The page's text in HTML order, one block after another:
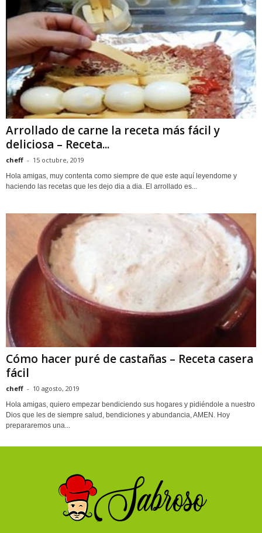
Arrollado de carne la receta más fácil y
deliciosa – Receta...
cheff - 15 octubre, 2019
Hola amigas, muy contenta como siempre de que este aquí leyendome y
haciendo las recetas que les dejo dia a dia. El arrollado es...
Cómo hacer puré de castañas – Receta casera
fácil
cheff - 10 agosto, 2019
Hola amigas, quiero empezar bendiciendo sus hogares y pidiéndole a nuestro
Dios que les de siempre salud, bendiciones y abundancia, AMEN. Hoy
prepararemos una...